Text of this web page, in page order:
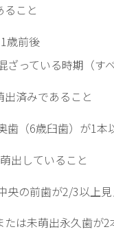
こと
歳前後
ざっている時期（す
済みであること
歯（6歳臼歯）が1本
出していること
央の前歯が2/3以上
は未萌出永久歯が2